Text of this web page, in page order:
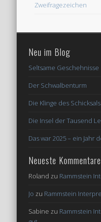
Zweifragezeichen
Neu im Blog
Seltsame Geschehnisse
Der Schwalbenturm
Die Klinge des Schicksals
Die Insel der Tausend
Das war 2025 – ein Jahr
Neueste Kommentare
Roland zu Rammstein
Jo zu Rammstein
Sabine zu Rammstein